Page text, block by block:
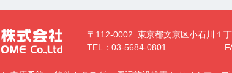
〒112-0002 東京都文京区小石川１
TEL：03-5684-0801